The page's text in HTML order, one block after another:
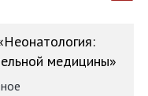
медицины»